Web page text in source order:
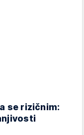
se rizičnim: